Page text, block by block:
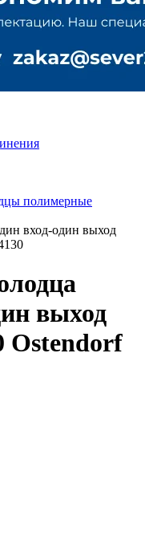
полимерные
вход-один выход
выход
Ostendorf